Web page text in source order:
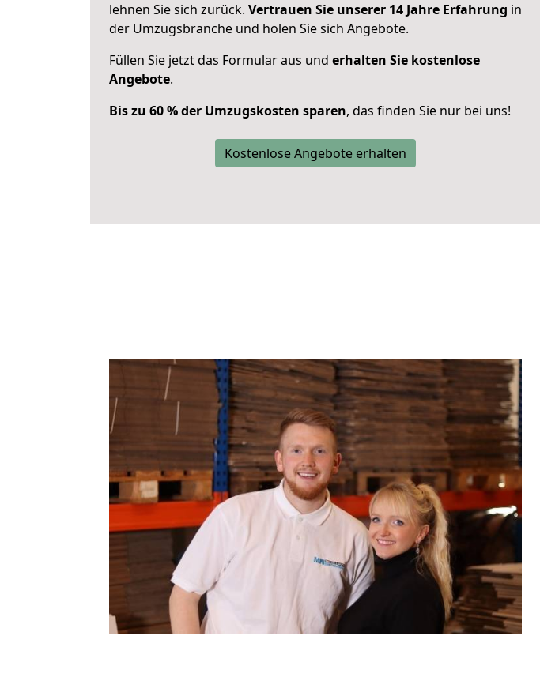
lehnen Sie sich zurück. Vertrauen Sie unserer 14 Jahre Erfahrung in
der Umzugsbranche und holen Sie sich Angebote.
Füllen Sie jetzt das Formular aus und erhalten Sie kostenlose
Angebote.
Bis zu 60 % der Umzugskosten sparen, das finden Sie nur bei uns!
Kostenlose Angebote erhalten